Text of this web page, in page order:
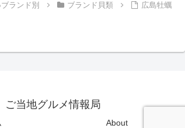
ランド別 ブランド貝類
広島牡蠣
ご当地グルメ情報局
About